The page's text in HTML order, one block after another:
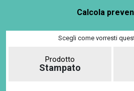
Calcola
Scegli come vorresti
Prodotto
Stampato